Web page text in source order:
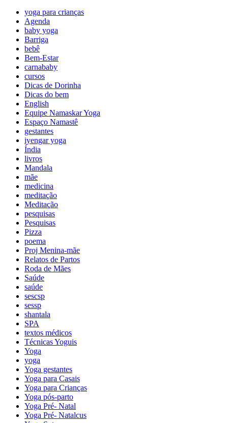
yoga para crianças
Agenda
baby yoga
Barriga
bebê
Bem-Estar
carnababy
cursos
Dicas de Dorinha
Dicas do bem
English
Equipe Namaskar Yoga
Espaço Namastê
gestantes
iyengar yoga
Índia
livros
Mandala
mãe
medicina
meditação
Meditação
pesquisas
Pesquisas
Pizza
poema
Proj Menina-mãe
Relatos de Partos
Roda de Mães
Saúde
saúde
sescsp
sessp
shantala
SPA
textos médicos
Técnicas Yoguis
Yoga
yoga
Yoga gestantes
Yoga para Casais
Yoga para Crianças
Yoga pós-parto
Yoga Pré- Natal
Yoga Pré- Natalcus